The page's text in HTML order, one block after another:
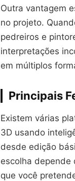
Outra vantagem
no projeto.
pedreiros e
interpretações
em múltiplos
Principais
Existem várias
3D usando
desde edição
escolha depende
que você